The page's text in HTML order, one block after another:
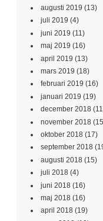
augusti 2019 (13)
juli 2019 (4)
juni 2019 (11)
maj 2019 (16)
april 2019 (13)
mars 2019 (18)
februari 2019 (16)
januari 2019 (19)
december 2018
november 2018
oktober 2018 (17)
september 2018
augusti 2018 (15)
juli 2018 (4)
juni 2018 (16)
maj 2018 (16)
april 2018 (19)